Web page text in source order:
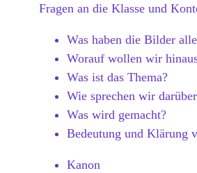
Fragen an die Klasse und
Was haben die Bilder
Worauf wollen wir
Was ist das Thema?
Wie sprechen wir
Was wird gemacht?
Bedeutung und Klärung
Kanon